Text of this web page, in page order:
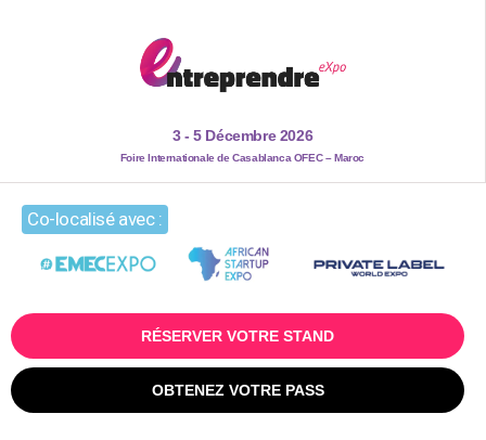
3 - 5 Décembre 2026
Foire Internationale de Casablanca OFEC – Maroc
Co-localisé avec :
RÉSERVER VOTRE STAND
OBTENEZ VOTRE PASS